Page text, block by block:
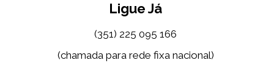
Ligue Já
(351) 225 095 166
(chamada para rede fixa nacional)